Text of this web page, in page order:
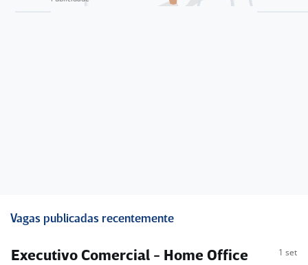
Vagas publicadas recentemente
Executivo Comercial - Home Office 1 set